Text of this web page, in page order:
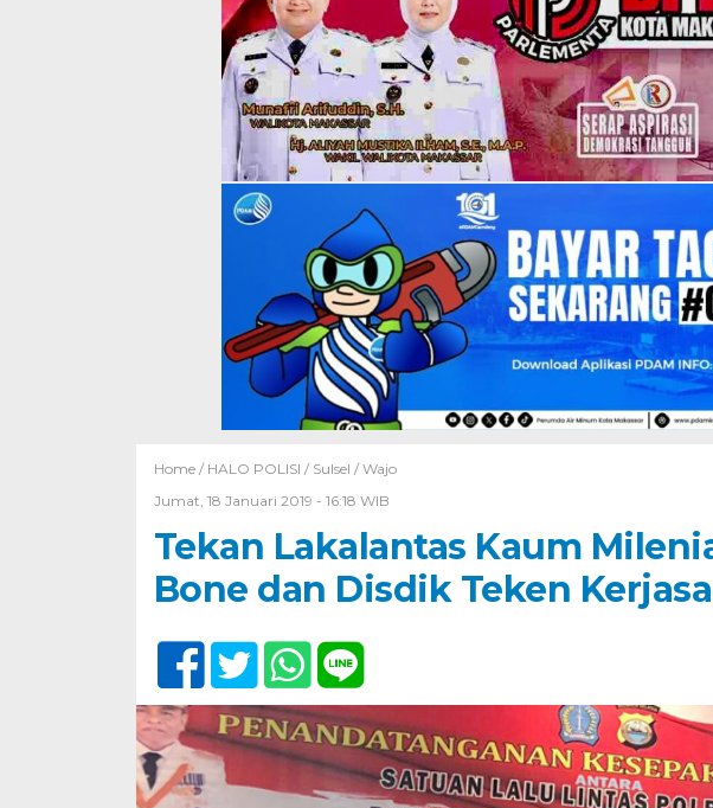
Home / HALO POLISI / Sulsel / Wajo
Jumat, 18 Januari 2019 - 16:18 WIB
Tekan Lakalantas Kaum
Bone dan Disdik Teken